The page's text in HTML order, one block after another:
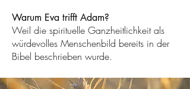
Warum Eva trifft Adam?
Weil die spirituelle Ganzheitlichkeit als
würdevolles Menschenbild bereits in der
Bibel beschrieben wurde.